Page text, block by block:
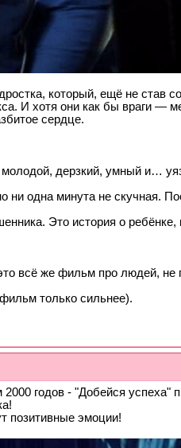
который, ещё не став
И хотя они как бы враги —
сердце.
дерзкий, умный и…
одна минута не скучная.
Это история о
всё же фильм про людей, не
только сильнее).
годов - "Добейся успеха"
позитивные эмоции!